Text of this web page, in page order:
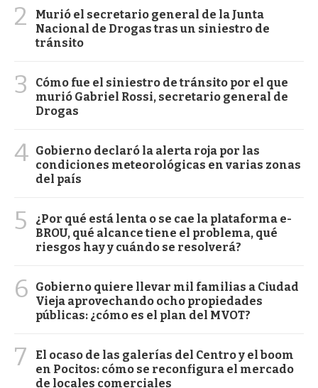
2
Murió el secretario general de la Junta
Nacional de Drogas tras un siniestro de
tránsito
3
Cómo fue el siniestro de tránsito por el que
murió Gabriel Rossi, secretario general de
Drogas
4 Gobierno declaró la alerta roja por las
condiciones meteorológicas en varias zonas
del país
5
¿Por qué está lenta o se cae la plataforma e-
BROU, qué alcance tiene el problema, qué
riesgos hay y cuándo se resolverá?
6
Gobierno quiere llevar mil familias a Ciudad
Vieja aprovechando ocho propiedades
públicas: ¿cómo es el plan del MVOT?
7
El ocaso de las galerías del Centro y el boom
en Pocitos: cómo se reconfigura el mercado
de locales comerciales